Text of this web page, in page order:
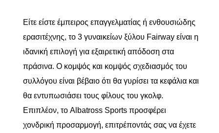
Είτε είστε έμπειρος επαγγελματίας ή ενθουσιώδης
ερασιτέχνης, το 3 γυναικείων ξύλου Fairway είναι η
ιδανική επιλογή για εξαιρετική απόδοση στα
πράσινα. Ο κομψός και κομψός σχεδιασμός του
συλλόγου είναι βέβαιο ότι θα γυρίσει τα κεφάλια και
θα εντυπωσιάσει τους φίλους του γκολφ.
Επιπλέον, το Albatross Sports προσφέρει
χονδρική προσαρμογή, επιτρέποντάς σας να έχετε